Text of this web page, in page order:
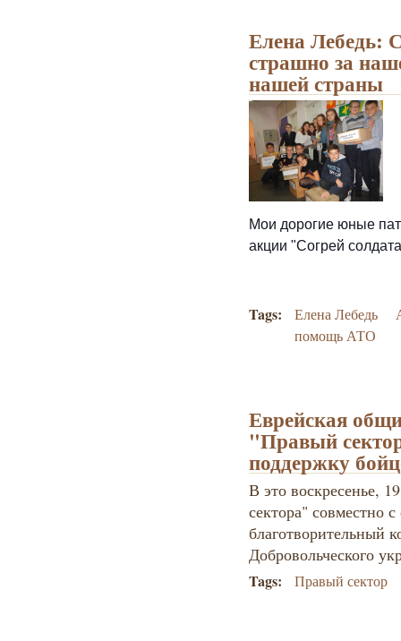
Елена Лебедь:
страшно за
нашей страны
Мои дорогие юные
акции "Согрей
Tags: Елена Лебедь
помощь АТО
Еврейская
"Правый
поддержку
В это воскресенье,
сектора" совместно
благотворительный
Добровольческого
Tags: Правый сектор